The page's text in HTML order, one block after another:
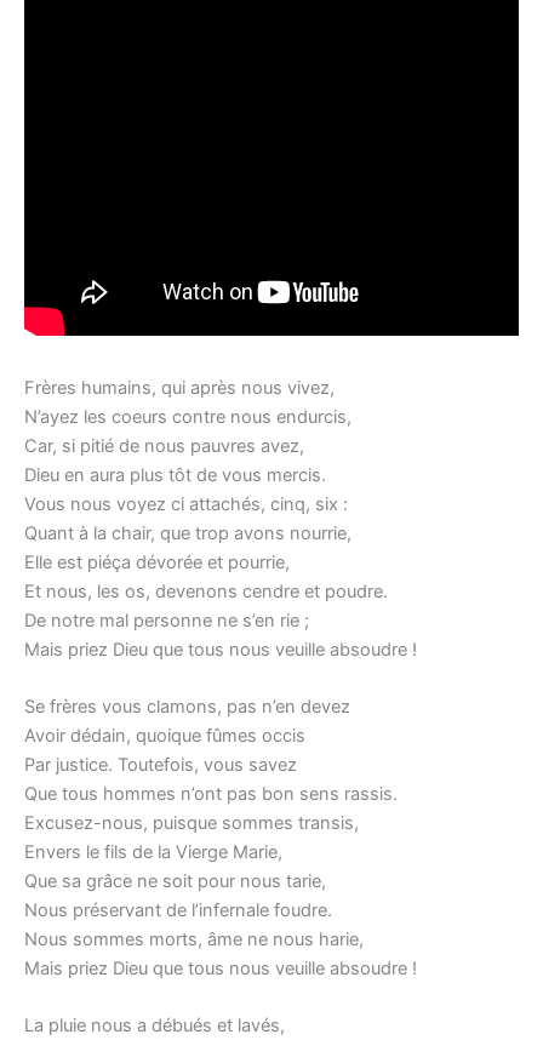
Frères humains, qui après nous vivez,
N’ayez les coeurs contre nous endurcis,
Car, si pitié de nous pauvres avez,
Dieu en aura plus tôt de vous mercis.
Vous nous voyez ci attachés, cinq, six :
Quant à la chair, que trop avons nourrie,
Elle est piéça dévorée et pourrie,
Et nous, les os, devenons cendre et poudre.
De notre mal personne ne s’en rie ;
Mais priez Dieu que tous nous veuille absoudre !
Se frères vous clamons, pas n’en devez
Avoir dédain, quoique fûmes occis
Par justice. Toutefois, vous savez
Que tous hommes n’ont pas bon sens rassis.
Excusez-nous, puisque sommes transis,
Envers le fils de la Vierge Marie,
Que sa grâce ne soit pour nous tarie,
Nous préservant de l’infernale foudre.
Nous sommes morts, âme ne nous harie,
Mais priez Dieu que tous nous veuille absoudre !
La pluie nous a débués et lavés,